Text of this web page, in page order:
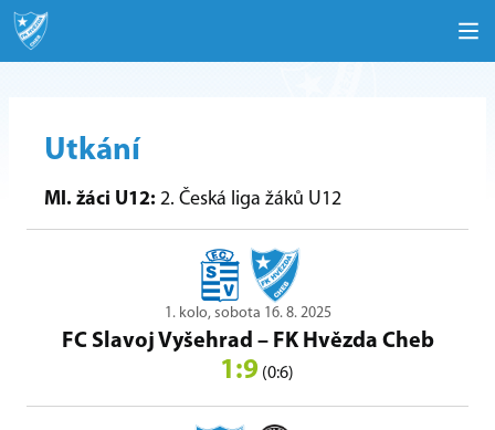
Utkání
Ml. žáci U12: 2. Česká liga žáků U12
1. kolo, sobota 16. 8. 2025
FC Slavoj Vyšehrad – FK Hvězda Cheb
1:9 (0:6)